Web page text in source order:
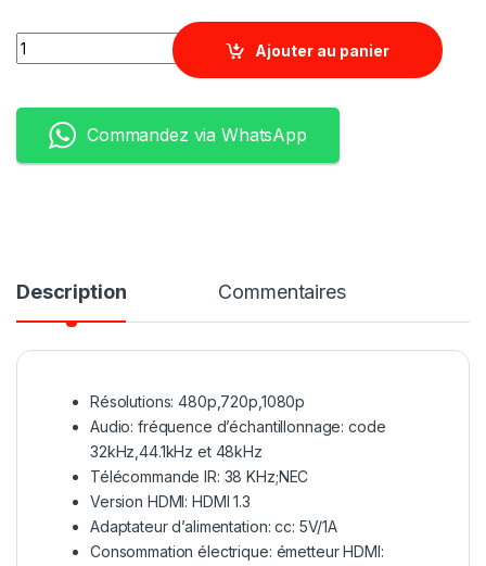
Quantity
Ajouter au panier
Commandez via WhatsApp
Description Commentaires
Résolutions: 480p,720p,1080p
Audio: fréquence d’échantillonnage: code
32kHz,44.1kHz et 48kHz
Télécommande IR: 38 KHz;NEC
Version HDMI: HDMI 1.3
Adaptateur d’alimentation: cc: 5V/1A
Consommation électrique: émetteur HDMI: